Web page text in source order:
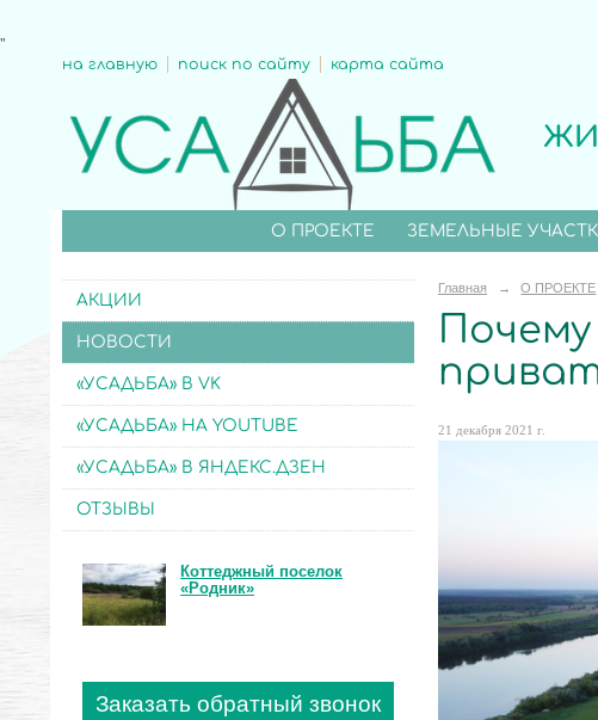
"
на главную поиск по сайту карта сайта
О ПРОЕКТЕ ЗЕМЕЛЬНЫЕ
АКЦИИ
НОВОСТИ
«УСАДЬБА» В VK
«УСАДЬБА» НА YOUTUBE
«УСАДЬБА» В ЯНДЕКС.ДЗЕН
ОТЗЫВЫ
Коттеджный поселок
«Родник»
Заказать обратный звонок
Главная → О ПРОЕКТЕ
21 декабря 2021 г.